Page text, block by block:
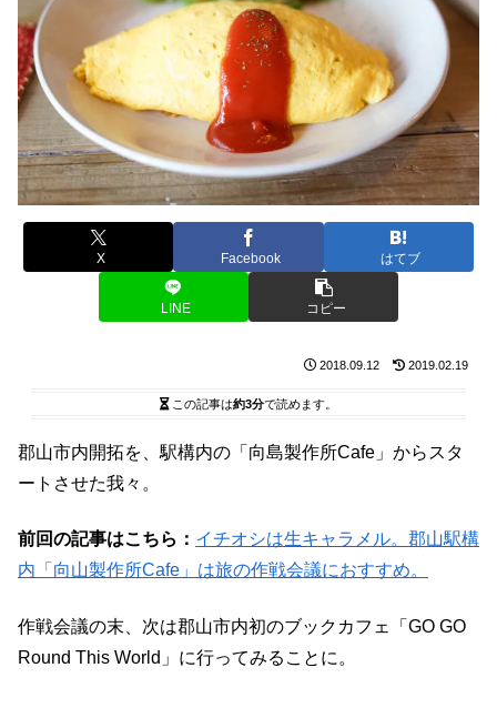
X Facebook はてブ
LINE コピー
2018.09.12 2019.02.19
この記事は約3分で読めます。
郡山市内開拓を、駅構内の「向島製作所Cafe」からスタ
ートさせた我々。
前回の記事はこちら： イチオシは生キャラメル。郡山駅構
内「向山製作所Cafe」は旅の作戦会議におすすめ。
作戦会議の末、次は郡山市内初のブックカフェ「GO GO
Round This World」に行ってみることに。